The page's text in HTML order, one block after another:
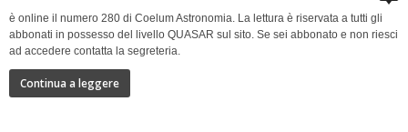
è online il numero 280 di Coelum Astronomia. La lettura è riservata a tutti gli
abbonati in possesso del livello QUASAR sul sito. Se sei abbonato e non riesci
ad accedere contatta la segreteria.
Continua a leggere